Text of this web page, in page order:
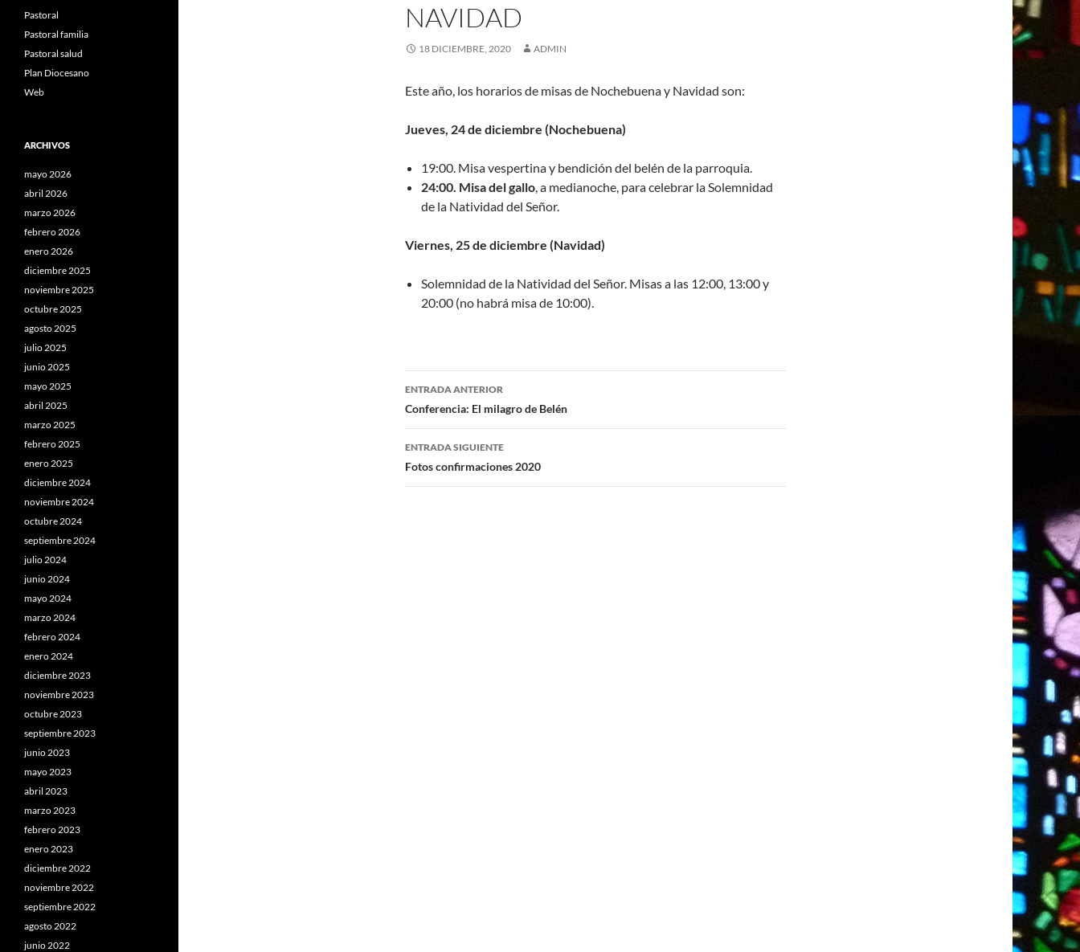
NAVIDAD
18 DICIEMBRE, 2020 ADMIN
Este año, los horarios de misas de Nochebuena y Navidad son:
Jueves, 24 de diciembre (Nochebuena)
19:00. Misa vespertina y bendición del belén de la parroquia.
24:00. Misa del gallo, a medianoche, para celebrar la Solemnidad
de la Natividad del Señor.
Viernes, 25 de diciembre (Navidad)
Solemnidad de la Natividad del Señor. Misas a las 12:00, 13:00 y
20:00 (no habrá misa de 10:00).
Navegación
de
entradas
ENTRADA ANTERIOR
Conferencia: El milagro de Belén
ENTRADA SIGUIENTE
Fotos confirmaciones 2020
Pastoral
Pastoral familia
Pastoral salud
Plan Diocesano
Web
ARCHIVOS
mayo 2026
abril 2026
marzo 2026
febrero 2026
enero 2026
diciembre 2025
noviembre 2025
octubre 2025
agosto 2025
julio 2025
junio 2025
mayo 2025
abril 2025
marzo 2025
febrero 2025
enero 2025
diciembre 2024
noviembre 2024
octubre 2024
septiembre 2024
julio 2024
junio 2024
mayo 2024
marzo 2024
febrero 2024
enero 2024
diciembre 2023
noviembre 2023
octubre 2023
septiembre 2023
junio 2023
mayo 2023
abril 2023
marzo 2023
febrero 2023
enero 2023
diciembre 2022
noviembre 2022
septiembre 2022
agosto 2022
junio 2022